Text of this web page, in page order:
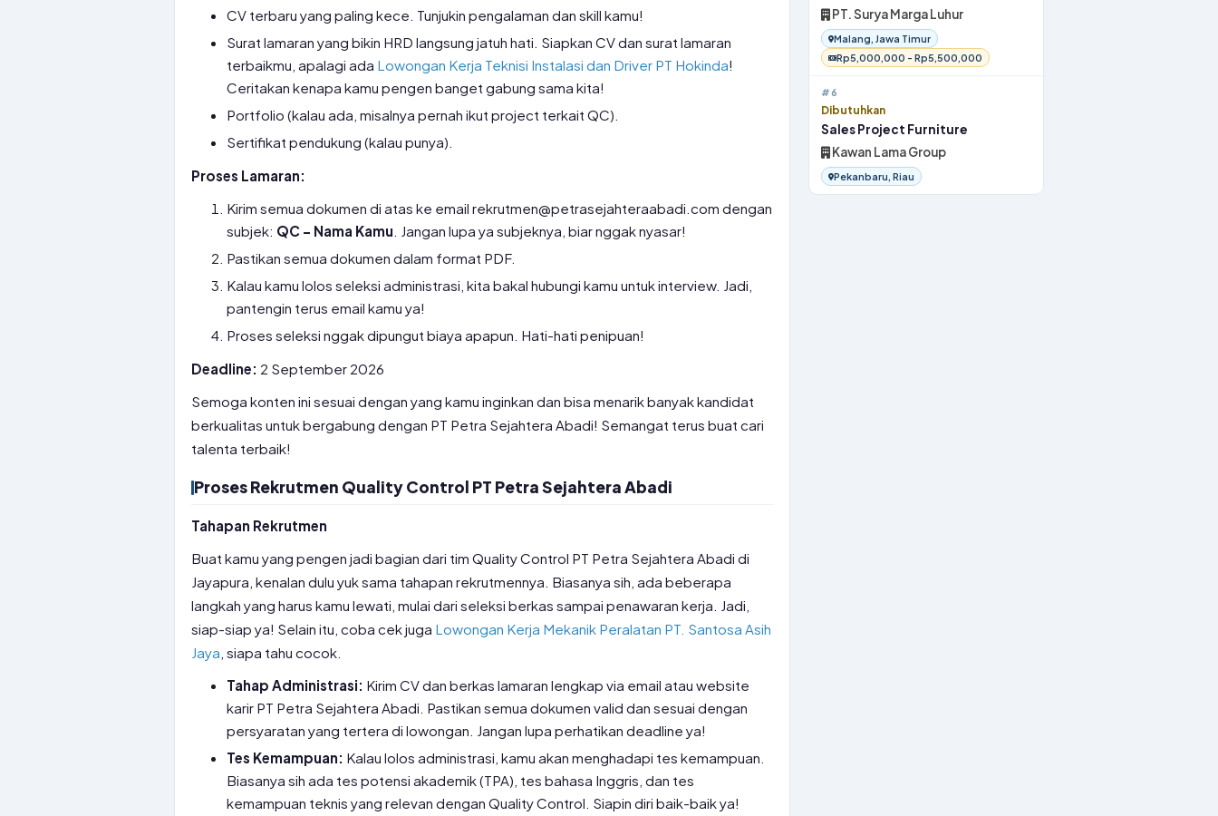
CV terbaru yang paling kece. Tunjukin pengalaman dan skill kamu!
Surat lamaran yang bikin HRD langsung jatuh hati. Siapkan CV dan surat lamaran
terbaikmu, apalagi ada Lowongan Kerja Teknisi Instalasi dan Driver PT Hokinda!
Ceritakan kenapa kamu pengen banget gabung sama kita!
Portfolio (kalau ada, misalnya pernah ikut project terkait QC).
Sertifikat pendukung (kalau punya).
Proses Lamaran:
Kirim semua dokumen di atas ke email rekrutmen@petrasejahteraabadi.com dengan
subjek: QC – Nama Kamu . Jangan lupa ya subjeknya, biar nggak nyasar!
Pastikan semua dokumen dalam format PDF.
Kalau kamu lolos seleksi administrasi, kita bakal hubungi kamu untuk interview. Jadi,
pantengin terus email kamu ya!
Proses seleksi nggak dipungut biaya apapun. Hati-hati penipuan!
Deadline: 2 September 2026
Semoga konten ini sesuai dengan yang kamu inginkan dan bisa menarik banyak kandidat
berkualitas untuk bergabung dengan PT Petra Sejahtera Abadi! Semangat terus buat cari
talenta terbaik!
Proses Rekrutmen Quality Control PT Petra Sejahtera Abadi
Tahapan Rekrutmen
Buat kamu yang pengen jadi bagian dari tim Quality Control PT Petra Sejahtera Abadi di
Jayapura, kenalan dulu yuk sama tahapan rekrutmennya. Biasanya sih, ada beberapa
langkah yang harus kamu lewati, mulai dari seleksi berkas sampai penawaran kerja. Jadi,
siap-siap ya! Selain itu, coba cek juga Lowongan Kerja Mekanik Peralatan PT. Santosa Asih
Jaya , siapa tahu cocok.
Tahap Administrasi: Kirim CV dan berkas lamaran lengkap via email atau website
karir PT Petra Sejahtera Abadi. Pastikan semua dokumen valid dan sesuai dengan
persyaratan yang tertera di lowongan. Jangan lupa perhatikan deadline ya!
Tes Kemampuan: Kalau lolos administrasi, kamu akan menghadapi tes kemampuan.
Biasanya sih ada tes potensi akademik (TPA), tes bahasa Inggris, dan tes
kemampuan teknis yang relevan dengan Quality Control. Siapin diri baik-baik ya!
PT. Surya Marga Luhur
Malang, Jawa Timur
Rp5,000,000 - Rp5,500,000
#6
Dibutuhkan
Sales Project Furniture
Kawan Lama Group
Pekanbaru, Riau